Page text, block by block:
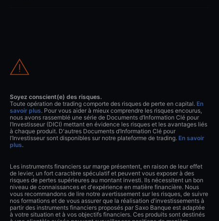
Soyez conscient(e) des risques.
Toute opération de trading comporte des risques de perte en capital. En
savoir plus. Pour vous aider à mieux comprendre les risques encourus,
nous avons rassemblé une série de Documents d’Information Clé pour
l’Investisseur (DICI) mettant en évidence les risques et les avantages liés
à chaque produit. D'autres Documents d’Information Clé pour
l’Investisseur sont disponibles sur notre plateforme de trading. En savoir
plus.
Les instruments financiers sur marge présentent, en raison de leur effet
de levier, un fort caractère spéculatif et peuvent vous exposer à des
risques de pertes supérieures au montant investi. Ils nécessitent un bon
niveau de connaissances et d'expérience en matière financière. Nous
vous recommandons de lire notre avertissement sur les risques, de suivre
nos formations et de vous assurer que la réalisation d'investissements à
partir des instruments financiers proposés par Saxo Banque est adaptée
à votre situation et à vos objectifs financiers. Ces produits sont destinés